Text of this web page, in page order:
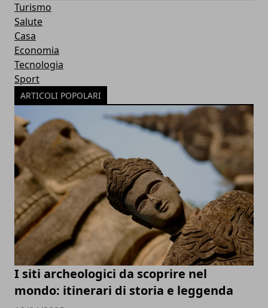
Turismo
Salute
Casa
Economia
Tecnologia
Sport
ARTICOLI POPOLARI
I siti archeologici da scoprire nel
mondo: itinerari di storia e leggenda